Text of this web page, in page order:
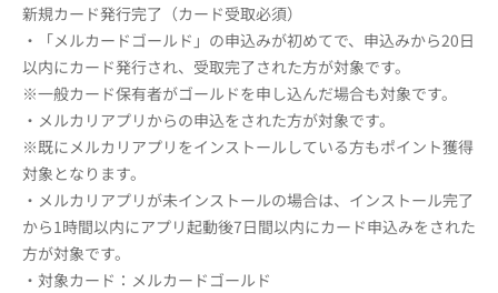
新規カード発行完了（カード受取必須）
・「メルカードゴールド」の申込みが初めてで、申込みから20日
以内にカード発行され、受取完了された方が対象です。
※一般カード保有者がゴールドを申し込んだ場合も対象です。
・メルカリアプリからの申込をされた方が対象です。
※既にメルカリアプリをインストールしている方もポイント獲得
対象となります。
・メルカリアプリが未インストールの場合は、インストール完了
から1時間以内にアプリ起動後7日間以内にカード申込みをされた
方が対象です。
・対象カード：メルカードゴールド